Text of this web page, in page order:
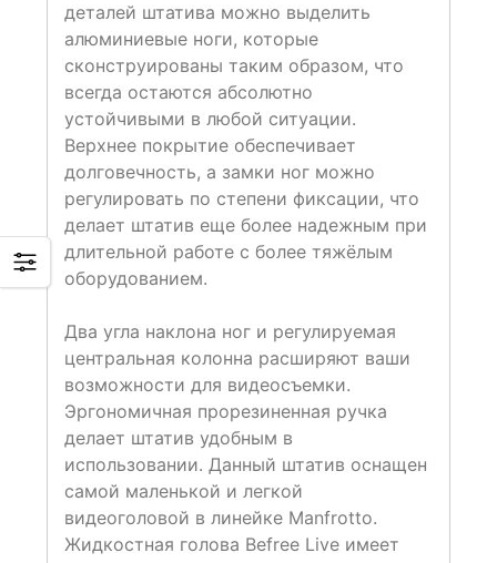
деталей штатива можно выделить
алюминиевые ноги, которые
сконструированы таким образом, что
всегда остаются абсолютно
устойчивыми в любой ситуации.
Верхнее покрытие обеспечивает
долговечность, а замки ног можно
регулировать по степени фиксации, что
делает штатив еще более надежным при
длительной работе с более тяжёлым
оборудованием.
Два угла наклона ног и регулируемая
центральная колонна расширяют ваши
возможности для видеосъемки.
Эргономичная прорезиненная ручка
делает штатив удобным в
использовании. Данный штатив оснащен
самой маленькой и легкой
видеоголовой в линейке Manfrotto.
Жидкостная голова Befree Live имеет